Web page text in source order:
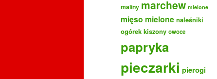
maliny marchew mielone
mięso mielone naleśniki
ogórek kiszony owoce
papryka
pieczarki pierogi